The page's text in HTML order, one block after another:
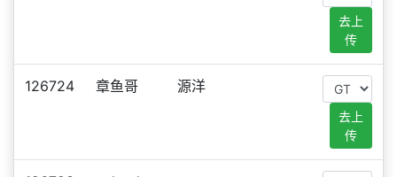
去上
传
126724 章鱼哥 源洋
去上
传